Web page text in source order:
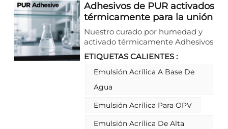
Adhesivos de PUR activados
térmicamente para la unión
de sustratos de alto
rendimiento
Nuestro curado por humedad y
activado térmicamente Adhesivos
PUR Son sistemas termoestables
de alto rendimiento diseñados
para la laminación plana
automatizada. Ofrecen un amplio
rango de temperatura de
aplicación (110 °C - 140 °C) y
personalizables para garantizar
ETIQUETAS CALIENTES :
Emulsión Acrílica A Base De
Agua
Emulsión Acrílica Para OPV
Emulsión Acrílica De Alta